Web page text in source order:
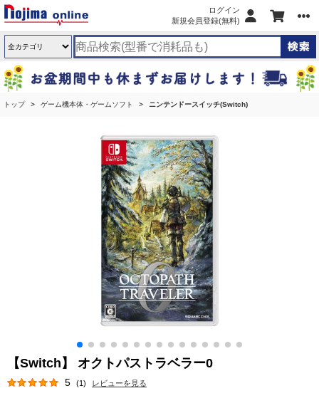
ログイン
新規会員登録(無料)
トップ ゲーム機本体・ゲームソフト ニンテンドースイッチ(Switch)
【Switch】 オクトパストラベラー0
5 (1) レビューを見る